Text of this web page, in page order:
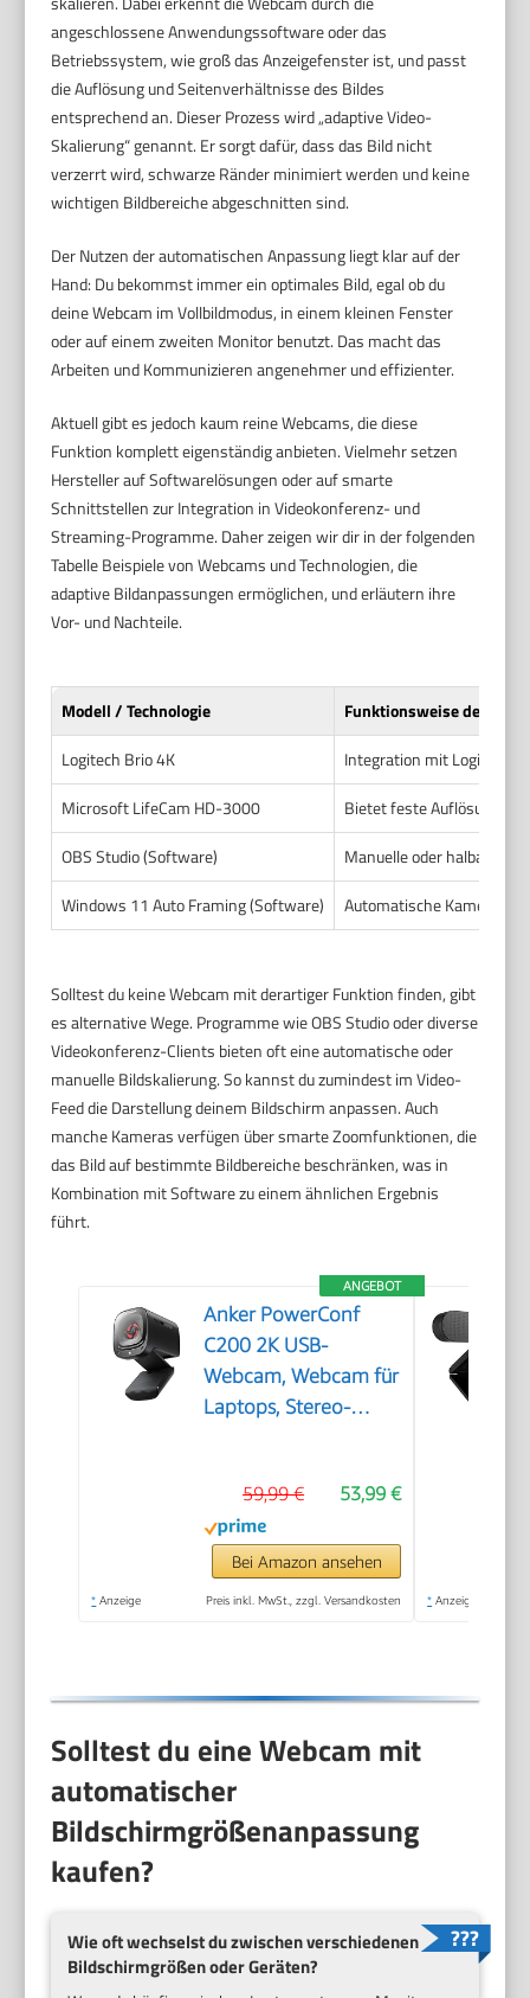
angeschlossene Anwendungssoftware oder das
Betriebssystem, wie groß das Anzeigefenster ist, und passt
die Auflösung und Seitenverhältnisse des Bildes
entsprechend an. Dieser Prozess wird „adaptive Video-
Skalierung“ genannt. Er sorgt dafür, dass das Bild nicht
verzerrt wird, schwarze Ränder minimiert werden und keine
wichtigen Bildbereiche abgeschnitten sind.
Der Nutzen der automatischen Anpassung liegt klar auf der
Hand: Du bekommst immer ein optimales Bild, egal ob du
deine Webcam im Vollbildmodus, in einem kleinen Fenster
oder auf einem zweiten Monitor benutzt. Das macht das
Arbeiten und Kommunizieren angenehmer und effizienter.
Aktuell gibt es jedoch kaum reine Webcams, die diese
Funktion komplett eigenständig anbieten. Vielmehr setzen
Hersteller auf Softwarelösungen oder auf smarte
Schnittstellen zur Integration in Videokonferenz- und
Streaming-Programme. Daher zeigen wir dir in der folgenden
Tabelle Beispiele von Webcams und Technologien, die
adaptive Bildanpassungen ermöglichen, und erläutern ihre
Vor- und Nachteile.
Modell / Technologie
Funktionsweise der
Logitech Brio 4K
Integration mit Logitech
Microsoft LifeCam HD-3000
Bietet feste Auflösungen,
OBS Studio (Software)
Manuelle oder
Windows 11 Auto Framing (Software)
Automatische
Solltest du keine Webcam mit derartiger Funktion finden, gibt
es alternative Wege. Programme wie OBS Studio oder diverse
Videokonferenz-Clients bieten oft eine automatische oder
manuelle Bildskalierung. So kannst du zumindest im Video-
Feed die Darstellung deinem Bildschirm anpassen. Auch
manche Kameras verfügen über smarte Zoomfunktionen, die
das Bild auf bestimmte Bildbereiche beschränken, was in
Kombination mit Software zu einem ähnlichen Ergebnis
führt.
ANGEBOT
Anker PowerConf
C200 2K USB-
Webcam, Webcam für
Laptops, Stereo-
53,99 €
59,99 €
Bei Amazon ansehen
* Anzeige Preis inkl. MwSt., zzgl. Versandkosten * Anzeige
Solltest du eine Webcam mit
automatischer
Bildschirmgrößenanpassung
kaufen?
Wie oft wechselst du zwischen verschiedenen
Bildschirmgrößen oder Geräten?